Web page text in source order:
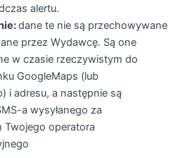
alertu.
dane te nie są przechowywane
przez Wydawcę. Są one
w czasie rzeczywistym do
GoogleMaps (lub
i adresu, a następnie są
a wysyłanego za
Twojego operatora